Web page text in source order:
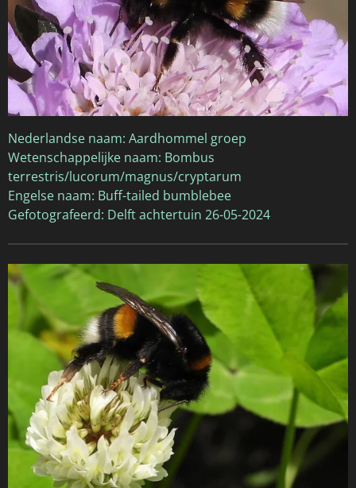
Nederlandse naam: Aardhommel groep
Wetenschappelijke naam: Bombus
terrestris/lucorum/magnus/cryptarum
Engelse naam: Buff-tailed bumblebee
Gefotografeerd: Delft achtertuin 26-05-2024